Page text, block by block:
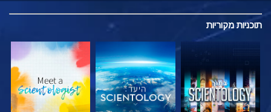
תוכניותמקוריות